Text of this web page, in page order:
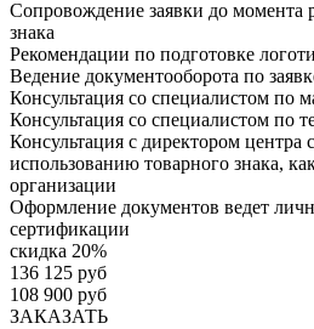
Сопровождение заявки до момента
знака
Рекомендации по подготовке
Ведение документооборота по
Консультация со специалистом по
Консультация со специалистом по
Консультация с директором центра
использованию товарного знака,
организации
Оформление документов ведет
сертификации
скидка 20%
136 125 руб
108 900 руб
ЗАКАЗАТЬ